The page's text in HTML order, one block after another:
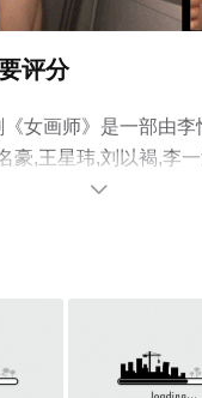
评分
女画师》是一部由李
豪,王星玮,刘以褐,李
霓,刘旺豪等演员精彩
可移步至豆瓣电视剧
